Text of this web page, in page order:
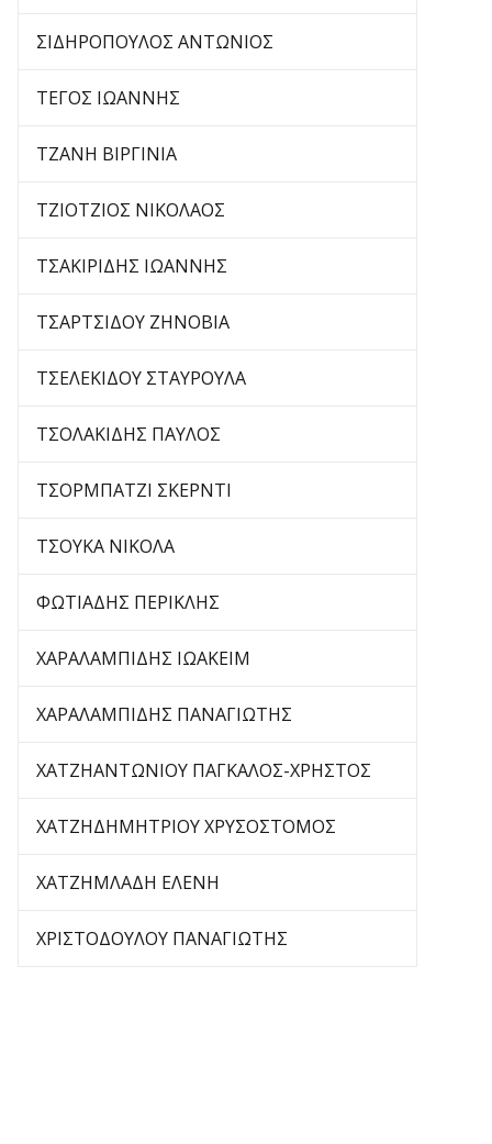
ΣΙΔΗΡΟΠΟΥΛΟΣ ΑΝΤΩΝΙΟΣ
ΤΕΓΟΣ ΙΩΑΝΝΗΣ
ΤΖΑΝΗ ΒΙΡΓΙΝΙΑ
ΤΖΙΟΤΖΙΟΣ ΝΙΚΟΛΑΟΣ
ΤΣΑΚΙΡΙΔΗΣ ΙΩΑΝΝΗΣ
ΤΣΑΡΤΣΙΔΟΥ ΖΗΝΟΒΙΑ
ΤΣΕΛΕΚΙΔΟΥ ΣΤΑΥΡΟΥΛΑ
ΤΣΟΛΑΚΙΔΗΣ ΠΑΥΛΟΣ
ΤΣΟΡΜΠΑΤΖΙ ΣΚΕΡΝΤΙ
ΤΣΟΥΚΑ ΝΙΚΟΛΑ
ΦΩΤΙΑΔΗΣ ΠΕΡΙΚΛΗΣ
ΧΑΡΑΛΑΜΠΙΔΗΣ ΙΩΑΚΕΙΜ
ΧΑΡΑΛΑΜΠΙΔΗΣ ΠΑΝΑΓΙΩΤΗΣ
ΧΑΤΖΗΑΝΤΩΝΙΟΥ ΠΑΓΚΑΛΟΣ-ΧΡΗΣΤΟΣ
ΧΑΤΖΗΔΗΜΗΤΡΙΟΥ ΧΡΥΣΟΣΤΟΜΟΣ
ΧΑΤΖΗΜΛΑΔΗ ΕΛΕΝΗ
ΧΡΙΣΤΟΔΟΥΛΟΥ ΠΑΝΑΓΙΩΤΗΣ